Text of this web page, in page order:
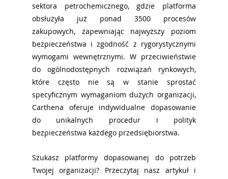
sektora petrochemicznego, gdzie platforma
obsłużyła już ponad 3500 procesów
zakupowych, zapewniając najwyższy poziom
bezpieczeństwa i zgodność z rygorystycznymi
wymogami wewnętrznymi. W przeciwieństwie
do ogólnodostępnych rozwiązań rynkowych,
które często nie są w stanie sprostać
specyficznym wymaganiom dużych organizacji,
Carthena oferuje indywidualne dopasowanie
do unikalnych procedur i polityk
bezpieczeństwa każdego przedsiębiorstwa.
Szukasz platformy dopasowanej do potrzeb
Twojej organizacji? Przeczytaj nasz artykuł i